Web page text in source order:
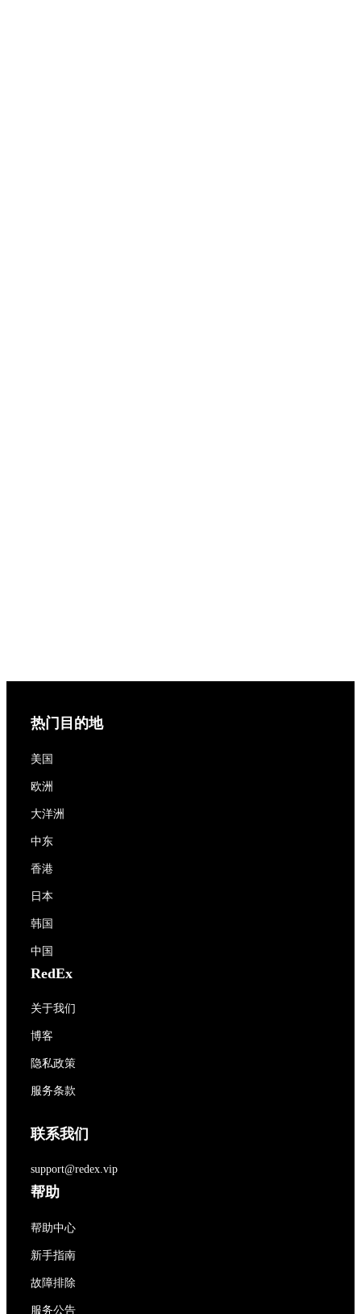
热门目的地
美国
欧洲
大洋洲
中东
香港
日本
韩国
中国
RedEx
关于我们
博客
隐私政策
服务条款
联系我们
support@redex.vip
帮助
帮助中心
新手指南
故障排除
服务公告